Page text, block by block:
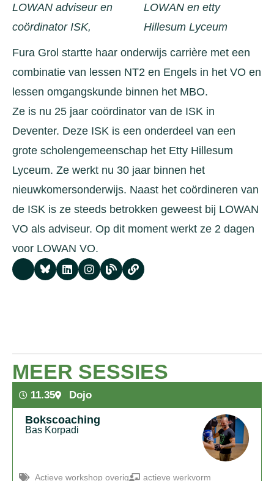
LOWAN adviseur en
coördinator ISK,
LOWAN en etty
Hillesum Lyceum
Fura Grol startte haar onderwijs carrière met een
combinatie van lessen NT2 en Engels in het VO en
lessen omgangskunde binnen het MBO.
Ze is nu 25 jaar coördinator van de ISK in
Deventer. Deze ISK is een onderdeel van een
grote scholengemeenschap het Etty Hillesum
Lyceum. Ze werkt nu 30 jaar binnen het
nieuwkomersonderwijs. Naast het coördineren van
de ISK is ze steeds betrokken geweest bij LOWAN
VO als adviseur. Op dit moment werkt ze 2 dagen
voor LOWAN VO.
MEER SESSIES
11.35 Dojo
Bokscoaching
Bas Korpadi
Actieve workshop overig actieve werkvorm